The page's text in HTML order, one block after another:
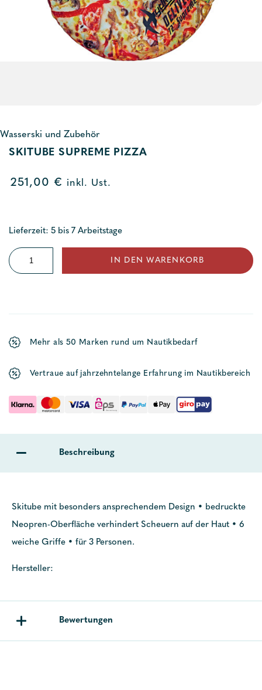
Wasserski und Zubehör
SKITUBE SUPREME PIZZA
251,00 € inkl. Ust.
Lieferzeit: 5 bis 7 Arbeitstage
Skitube
Supreme
IN DEN WARENKORB
Mehr als 50 Marken rund um Nautikbedarf
Vertraue auf jahrzehntelange Erfahrung im Nautikbereich
Beschreibung
Skitube mit besonders ansprechendem Design • bedruckte
Neopren-Oberfläche verhindert Scheuern auf der Haut • 6
weiche Griffe • für 3 Personen.
Hersteller:
Bewertungen